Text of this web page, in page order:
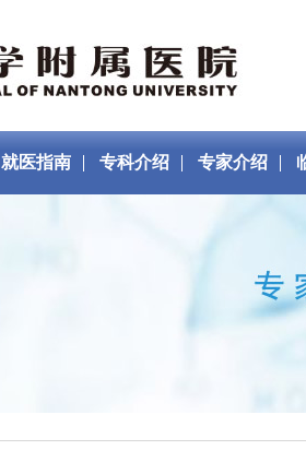
就医指南 专科介绍 专家介绍